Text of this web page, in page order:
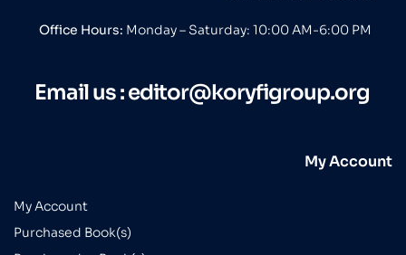
Office Hours: Monday – Saturday: 10:00 AM-6:00 PM
Email us :editor@koryfigroup.org
My Account
My Account
Purchased Book(s)